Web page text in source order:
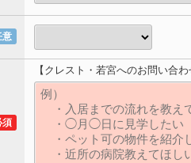
意
須
【クレスト・若宮へのお問い合わ